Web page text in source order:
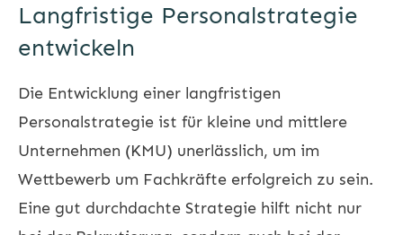
Langfristige Personalstrategie
entwickeln
Die Entwicklung einer langfristigen
Personalstrategie ist für kleine und mittlere
Unternehmen (KMU) unerlässlich, um im
Wettbewerb um Fachkräfte erfolgreich zu sein.
Eine gut durchdachte Strategie hilft nicht nur